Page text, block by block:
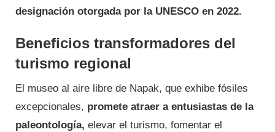
designación otorgada por la UNESCO en 2022.
Beneficios transformadores del
turismo regional
El museo al aire libre de Napak, que exhibe fósiles
excepcionales, promete atraer a entusiastas de la
paleontología, elevar el turismo, fomentar el